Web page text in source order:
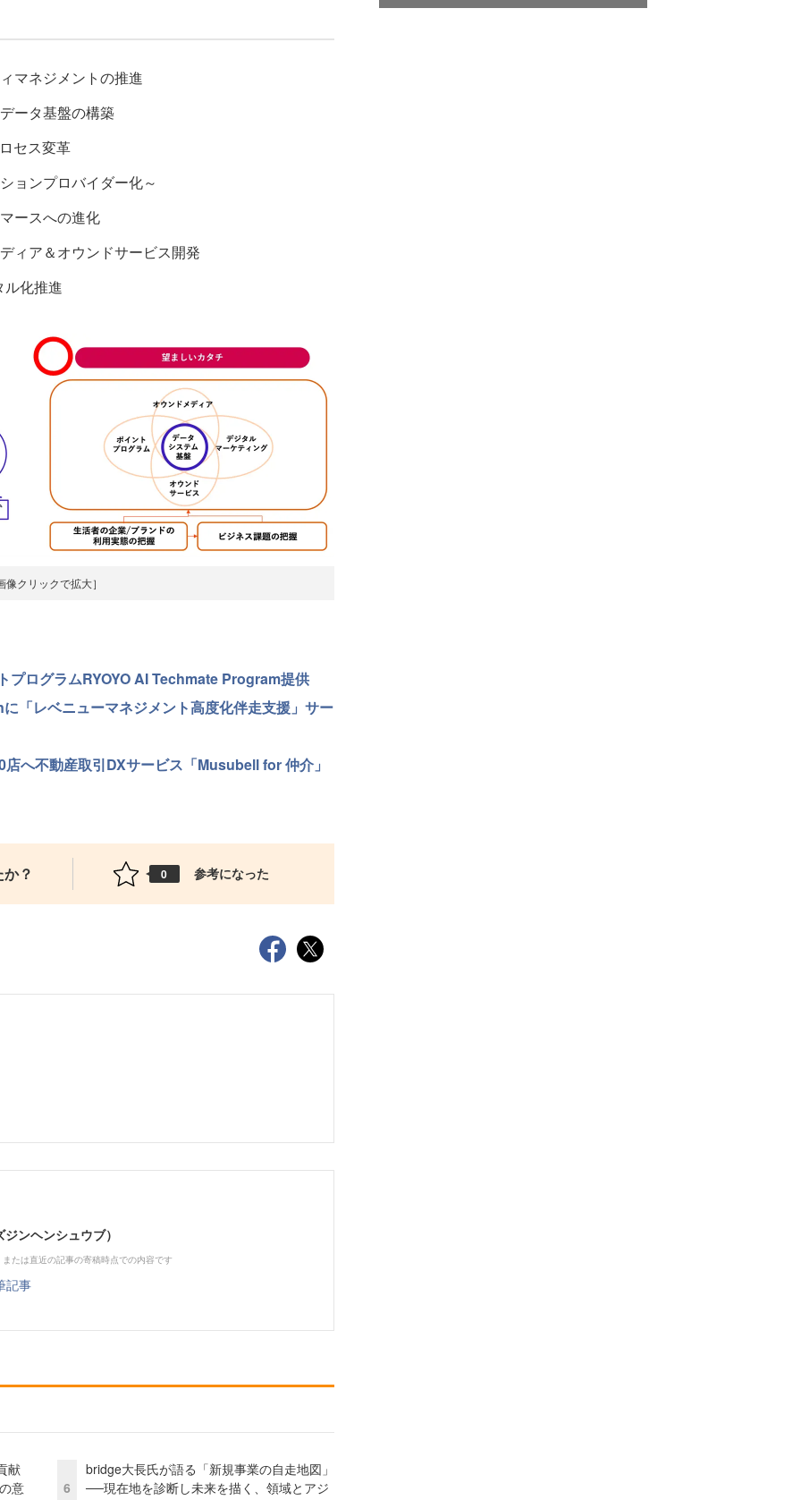
マネジメントの推進
ータ基盤の構築
セス変革
ョンプロバイダー化～
ースへの進化
ィア＆オウンドサービス開発
ル化推進
像クリックで拡大］
プログラムRYOYO AI Techmate Program提供
「レベニューマネジメント高度化伴走支援」サー
へ不動産取引DXサービス「Musubell for 仲介」
？ 0 参考になった
ンヘンシュウブ）
たは直近の記事の寄稿時点での内容です
記事
献
意
6
bridge大長氏が語る「新規事業の自走地図」
──現在地を診断し未来を描く、領域とアジ